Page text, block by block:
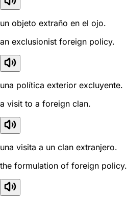
un objeto extraño en el ojo.
an exclusionist foreign policy.
una política exterior excluyente.
a visit to a foreign clan.
una visita a un clan extranjero.
the formulation of foreign policy.